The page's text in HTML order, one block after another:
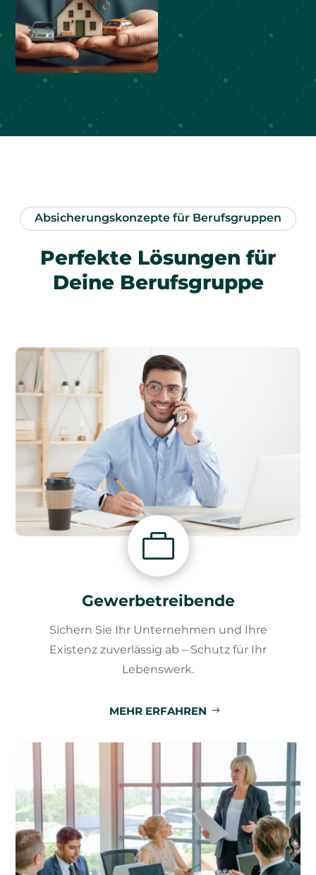
Absicherungskonzepte für Berufsgruppen
Perfekte Lösungen für
Deine Berufsgruppe

Gewerbetreibende
Sichern Sie Ihr Unternehmen und Ihre
Existenz zuverlässig ab – Schutz für Ihr
Lebenswerk.
MEHR ERFAHREN